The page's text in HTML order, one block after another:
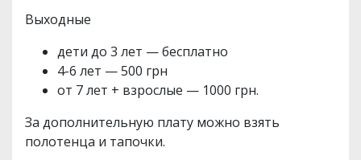
Выходные
дети до 3 лет — бесплатно
4-6 лет — 500 грн
от 7 лет + взрослые — 1000 грн.
За дополнительную плату можно взять
полотенца и тапочки.